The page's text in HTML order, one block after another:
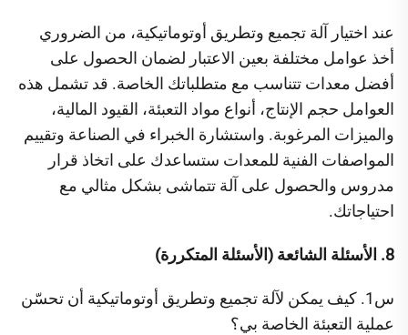
عند اختيار آلة تجميع وتطريق أوتوماتيكية، من الضروري
أخذ عوامل مختلفة بعين الاعتبار لضمان الحصول على
أفضل معدات تتناسب مع متطلباتك الخاصة. قد تشمل هذه
العوامل حجم الإنتاج، أنواع مواد التعبئة، القيود المالية،
والميزات المرغوبة. واستشارة الخبراء في الصناعة وتقييم
المواصفات الفنية للمعدات ستساعدك على اتخاذ قرار
مدروس والحصول على آلة تتماشى بشكل مثالي مع
احتياجاتك.
8. الأسئلة الشائعة (الأسئلة المتكررة)
س1. كيف يمكن لآلة تجميع وتطريق أوتوماتيكية أن تحسّن
عملية التعبئة الخاصة بي؟